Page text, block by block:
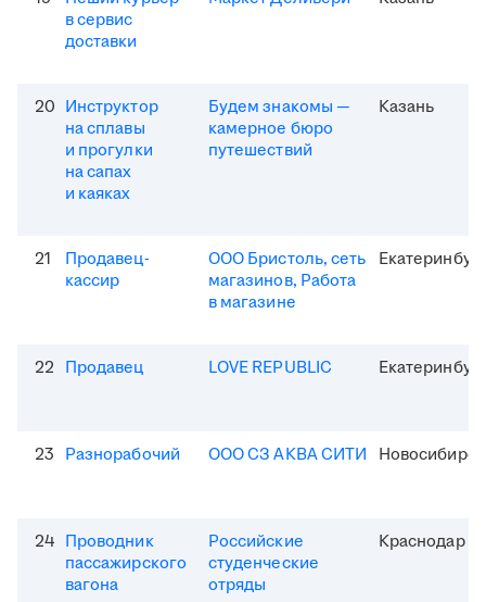
в сервис
доставки
20 Инструктор
на сплавы
и прогулки
на сапах
и каяках
Будем знакомы —
камерное бюро
путешествий
Казань
21
Продавец-
кассир
ООО Бристоль, сеть
магазинов, Работа
в магазине
22 Продавец LOVE REPUBLIC
23 Разнорабочий ООО СЗ АКВА СИТИ Новосибирск
24 Проводник
пассажирского
вагона
Российские
студенческие
отряды
Краснодар